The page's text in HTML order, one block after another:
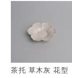
茶托 草木灰 花型